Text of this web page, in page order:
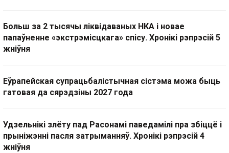
Больш за 2 тысячы ліквідаваных НКА і новае
папаўненне «экстрэмісцкага» спісу. Хронікі рэпрэсій 5
жніўня
Еўрапейская супрацьбалістычная сістэма можа быць
гатовая да сярэдзіны 2027 года
Удзельнікі злёту пад Расонамі паведамілі пра збіццё і
прыніжэнні пасля затрыманняў. Хронікі рэпрэсій 4
жніўня